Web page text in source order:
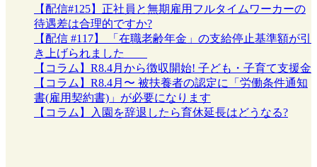
【配信#125】正社員と無期雇用フルタイムワーカーの
待遇差は合理的ですか?
【配信 #117】 「在職老齢年金」の支給停止基準額が引
き上げられました
【コラム】R8.4月から徴収開始! 子ども・子育て支援金
【コラム】R8.4月〜 被扶養者の認定に「労働条件通知
書(雇用契約書)」が必要になります
【コラム】入園を辞退したら育休延長はどうなる?